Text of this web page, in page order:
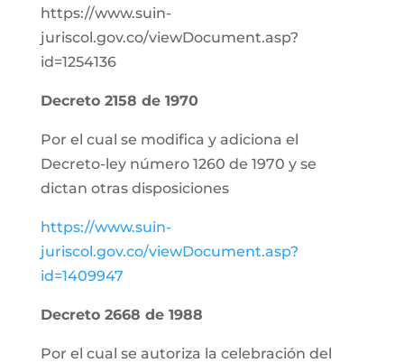
https://www.suin-
juriscol.gov.co/viewDocument.asp?
id=1254136
Decreto 2158 de 1970
Por el cual se modifica y adiciona el
Decreto-ley número 1260 de 1970 y se
dictan otras disposiciones
https://www.suin-
juriscol.gov.co/viewDocument.asp?
id=1409947
Decreto 2668 de 1988
Por el cual se autoriza la celebración del